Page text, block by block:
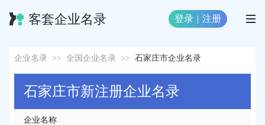
客套企业名录 登录 | 注册
企业名录 >> 全国企业名录 >> 石家庄市企业名录
石家庄市新注册企业名录
企业名称